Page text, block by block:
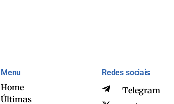
Menu
Home
Últimas
Redes sociais
Telegram